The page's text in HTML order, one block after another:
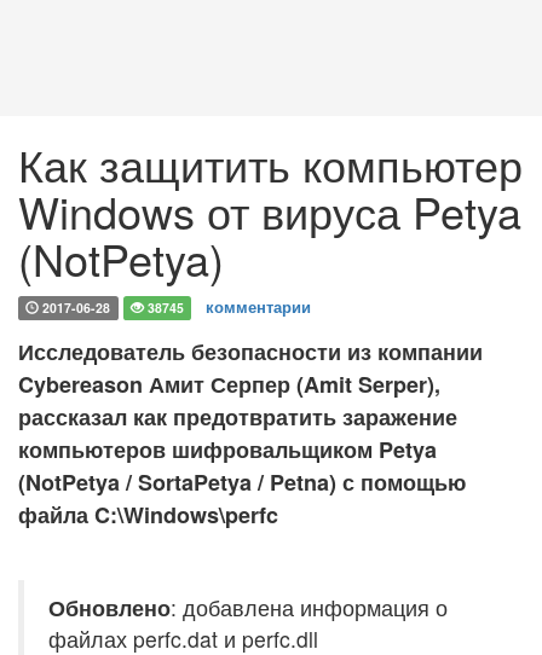
Как защитить компьютер
Windows от вируса Petya
(NotPetya)
2017-06-28 38745 комментарии
Исследователь безопасности из компании
Cybereason Амит Серпер (Amit Serper),
рассказал как предотвратить заражение
компьютеров шифровальщиком Petya
(NotPetya / SortaPetya / Petna) с помощью
файла C:\Windows\perfc
Обновлено: добавлена информация о
файлах perfc.dat и perfc.dll